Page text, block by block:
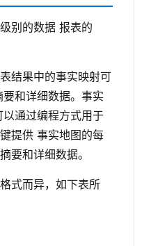
别的数据 报表的
结果中的事实映射可
和详细数据。事实
通过编程方式用于
提供 事实地图的每
要和详细数据。
式而异，如下表所